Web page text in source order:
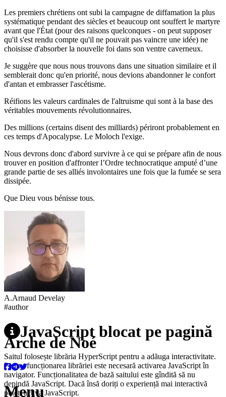
Les premiers chrétiens ont subi la campagne de diffamation la plus
systématique pendant des siècles et beaucoup ont souffert le martyre
avant que l'État (pour des raisons quelconques - on peut supposer
qu'il s'est rendu compte qu'il ne pouvait pas vaincre une idée) ne
choisisse d'absorber la nouvelle foi dans son ventre caverneux.
Je suggère que nous nous trouvons dans une situation similaire et il
semblerait donc qu'en priorité, nous devions abandonner le confort
d'antan et embrasser l'ascétisme.
Réifions les valeurs cardinales de l'altruisme qui sont à la base des
véritables mouvements révolutionnaires.
Des millions (certains disent des milliards) périront probablement en
ces temps d'Apocalypse. Le Moloch l'exige.
Nous devrons donc d'abord survivre à ce qui se prépare afin de nous
trouver en position d'affronter l’Ordre technocratique amputé d’une
grande partie de ses alliés involontaires une fois que la fumée se sera
dissipée.
Que Dieu vous bénisse tous.
A.Arnaud Develay
#author
JavaScript blocat pe pagină
Saitul folosește librăria HyperScript pentru a adăuga interactivitate.
Pentru funcționarea librăriei este necesară activarea JavaScript în
navigator. Funcționalitatea de bază saitului este gîndită să nu
depindă JavaScript. Dacă însă doriți o experiență mai interactivă
puteți activa JavaScript.
Arche de Noé
Menu